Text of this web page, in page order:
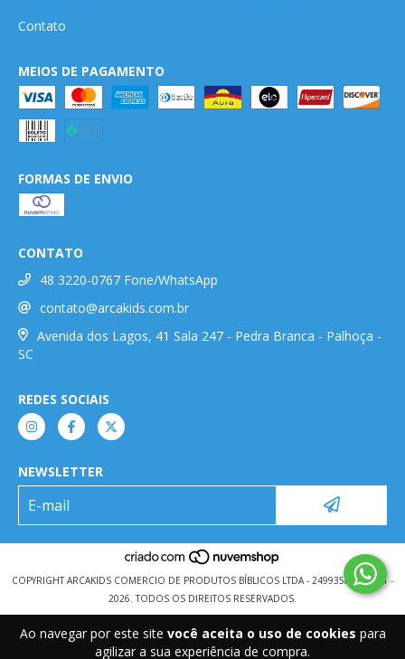
Ao navegar por este site você aceita o uso de cookies para
agilizar a sua experiência de compra.
Contato
MEIOS DE PAGAMENTO
FORMAS DE ENVIO
CONTATO
48 3220-0767 Fone/WhatsApp
contato@arcakids.com.br
Avenida dos Lagos, 41 Sala 247 - Pedra Branca - Palhoça -
SC
REDES SOCIAIS
NEWSLETTER
COPYRIGHT ARCAKIDS COMERCIO DE PRODUTOS BÍBLICOS LTDA - 24993584000101 -
2026. TODOS OS DIREITOS RESERVADOS.